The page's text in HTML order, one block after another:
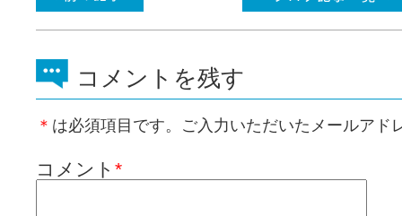
コメントを残す
＊ は必須項目です。ご入力いただいたメールアド
コメント *